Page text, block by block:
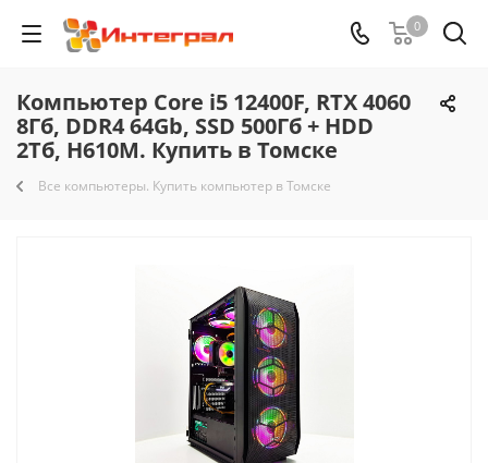
0
Компьютер Core i5 12400F, RTX 4060
8Гб, DDR4 64Gb, SSD 500Гб + HDD
2Тб, H610M. Купить в Томске
Все компьютеры. Купить компьютер в Томске